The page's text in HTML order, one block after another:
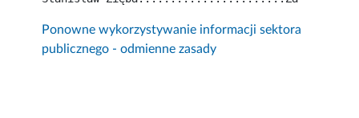
Ponowne wykorzystywanie informacji sektora
publicznego - odmienne zasady